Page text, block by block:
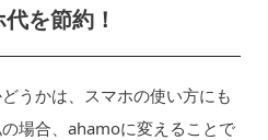
を節約！
うかは、スマホの使い方にも
場合、ahamoに変えることで